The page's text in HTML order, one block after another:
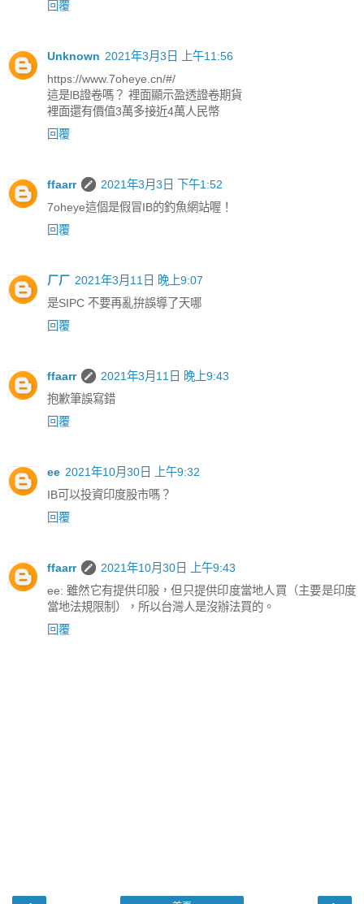
回覆
Unknown 2021年3月3日 上午11:56
https://www.7oheye.cn/#/
這是lB證卷嗎？ 裡面顯示盈透證卷期貨
裡面還有價值3萬多接近4萬人民幣
回覆
ffaarr
2021年3月3日 下午1:52
7oheye這個是假冒IB的釣魚網站喔！
回覆
ㄏㄏ 2021年3月11日 晚上9:07
是SIPC 不要再亂拚誤導了天哪
回覆
ffaarr
2021年3月11日 晚上9:43
抱歉筆誤寫錯
回覆
ee 2021年10月30日 上午9:32
IB可以投資印度股市嗎？
回覆
ffaarr
2021年10月30日 上午9:43
ee: 雖然它有提供印股，但只提供印度當地人買（主要是印度
當地法規限制），所以台灣人是沒辦法買的。
回覆